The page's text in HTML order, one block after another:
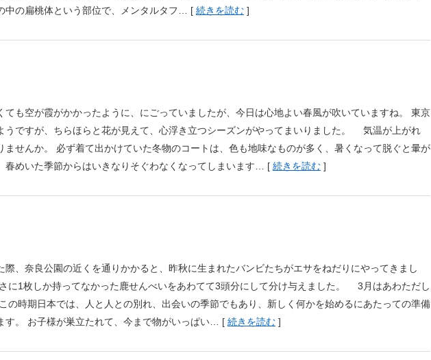
中の扁桃体という部位で、メンタルタフ… [ 続きを読む ]
ても空が霞がかかったように、にごっていましたが、今日は心地よい春風が吹いていますね。 東京
うですが、ちらほらと花が見えて、心浮き立つシーズンがやってまいりました。 気温が上がれ
ませんか。 必ず着て出かけていた冬物のコートは、色も地味なものが多く、暑くなって脱ぐと暈が
春めいた季節からはいきなりそぐわなくなってしまいます… [ 続きを読む ]
際、奈良公園の近くを通りかかると、昨秋に生まれたバンビたちがエサをねだりにやってきまし
に1枚しか持ってなかった鹿せんべいをあわてて3頭分にして分け与えました。 3月はあわただし
の時期日本では、人と人との別れ、出会いの季節でもあり、新しく何かを始めるにあたっての準備
す。 お子様が巣立たれて、今まで物がいっぱい… [ 続きを読む ]